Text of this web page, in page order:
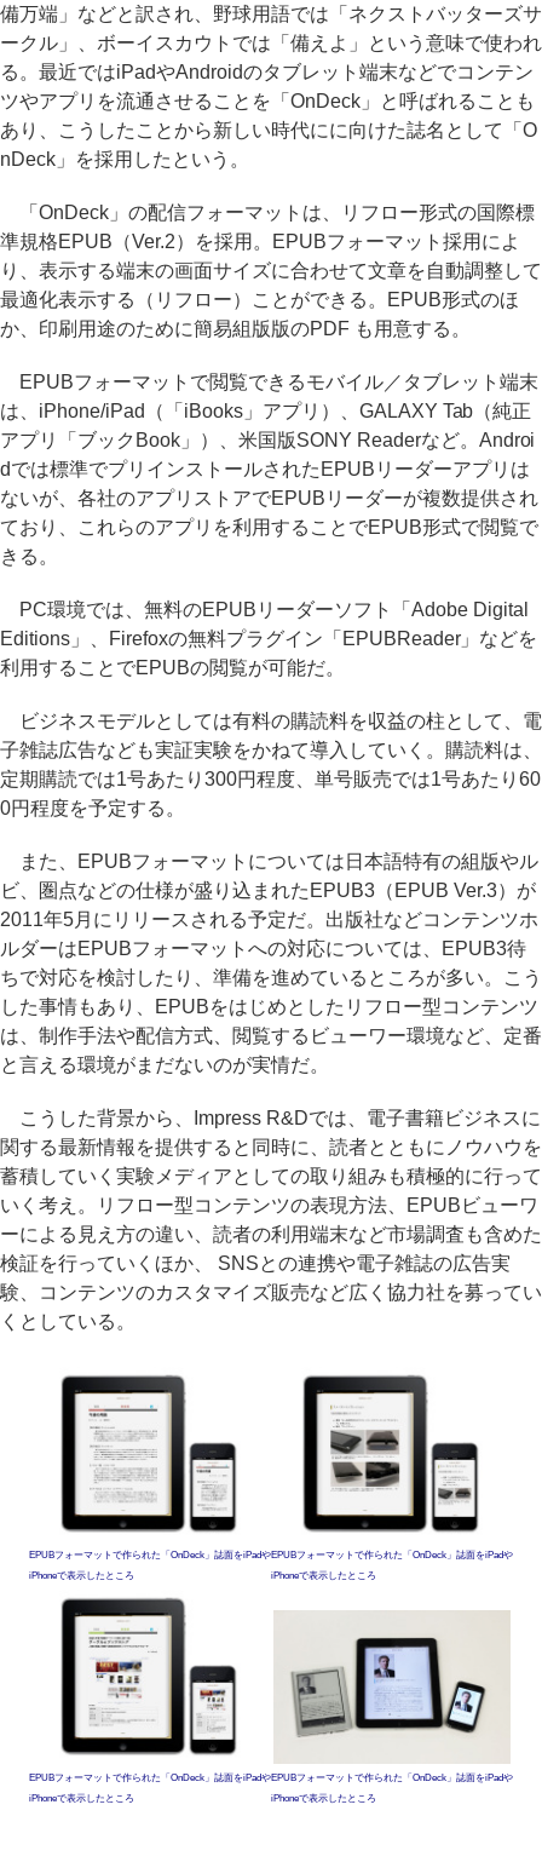
備万端」などと訳され、野球用語では「ネクストバッターズサ
ークル」、ボーイスカウトでは「備えよ」という意味で使われ
る。最近ではiPadやAndroidのタブレット端末などでコンテン
ツやアプリを流通させることを「OnDeck」と呼ばれることも
あり、こうしたことから新しい時代にに向けた誌名として「O
nDeck」を採用したという。
「OnDeck」の配信フォーマットは、リフロー形式の国際標
準規格EPUB（Ver.2）を採用。EPUBフォーマット採用によ
り、表示する端末の画面サイズに合わせて文章を自動調整して
最適化表示する（リフロー）ことができる。EPUB形式のほ
か、印刷用途のために簡易組版版のPDF も用意する。
EPUBフォーマットで閲覧できるモバイル／タブレット端末
は、iPhone/iPad（「iBooks」アプリ）、GALAXY Tab（純正
アプリ「ブックBook」）、米国版SONY Readerなど。Androi
dでは標準でプリインストールされたEPUBリーダーアプリは
ないが、各社のアプリストアでEPUBリーダーが複数提供され
ており、これらのアプリを利用することでEPUB形式で閲覧で
きる。
PC環境では、無料のEPUBリーダーソフト「Adobe Digital
Editions」、Firefoxの無料プラグイン「EPUBReader」などを
利用することでEPUBの閲覧が可能だ。
ビジネスモデルとしては有料の購読料を収益の柱として、電
子雑誌広告なども実証実験をかねて導入していく。購読料は、
定期購読では1号あたり300円程度、単号販売では1号あたり60
0円程度を予定する。
また、EPUBフォーマットについては日本語特有の組版やル
ビ、圏点などの仕様が盛り込まれたEPUB3（EPUB Ver.3）が
2011年5月にリリースされる予定だ。出版社などコンテンツホ
ルダーはEPUBフォーマットへの対応については、EPUB3待
ちで対応を検討したり、準備を進めているところが多い。こう
した事情もあり、EPUBをはじめとしたリフロー型コンテンツ
は、制作手法や配信方式、閲覧するビューワー環境など、定番
と言える環境がまだないのが実情だ。
こうした背景から、Impress R&Dでは、電子書籍ビジネスに
関する最新情報を提供すると同時に、読者とともにノウハウを
蓄積していく実験メディアとしての取り組みも積極的に行って
いく考え。リフロー型コンテンツの表現方法、EPUBビューワ
ーによる見え方の違い、読者の利用端末など市場調査も含めた
検証を行っていくほか、 SNSとの連携や電子雑誌の広告実
験、コンテンツのカスタマイズ販売など広く協力社を募ってい
くとしている。
EPUBフォーマットで作られた「OnDeck」誌面をiPadや
iPhoneで表示したところ
EPUBフォーマットで作られた「OnDeck」誌面をiPadや
iPhoneで表示したところ
EPUBフォーマットで作られた「OnDeck」誌面をiPadや
iPhoneで表示したところ
EPUBフォーマットで作られた「OnDeck」誌面をiPadや
iPhoneで表示したところ